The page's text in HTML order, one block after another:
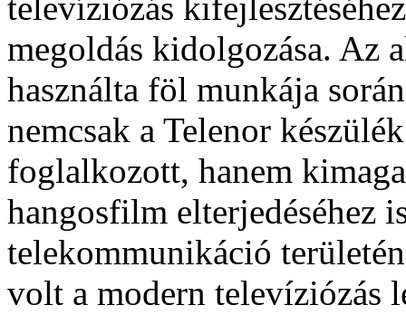
megoldás kidolgozása. Az
használta föl munkája
nemcsak a Telenor
foglalkozott, hanem
hangosfilm elterjedéséhez
telekommunikáció
volt a modern televíziózás